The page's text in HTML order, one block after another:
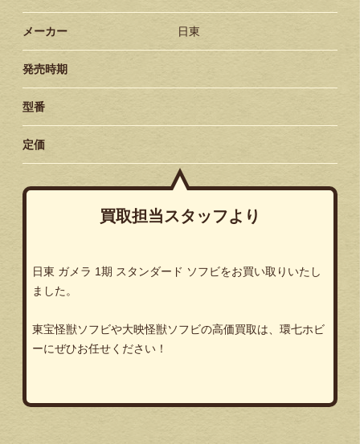
メーカー 日東
発売時期
型番
定価
買取担当スタッフより
日東 ガメラ 1期 スタンダード ソフビをお買い取りいたし
ました。
東宝怪獣ソフビや大映怪獣ソフビの高価買取は、環七ホビ
ーにぜひお任せください！